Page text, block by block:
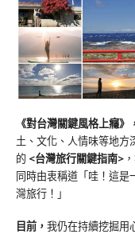
《對台灣關鍵風格上癮》
土、文化、人情味等地方
的 <台灣旅行關鍵指南>
同時由衷稱道「哇！這是
灣旅行！」
目前， 我仍在持續挖掘用